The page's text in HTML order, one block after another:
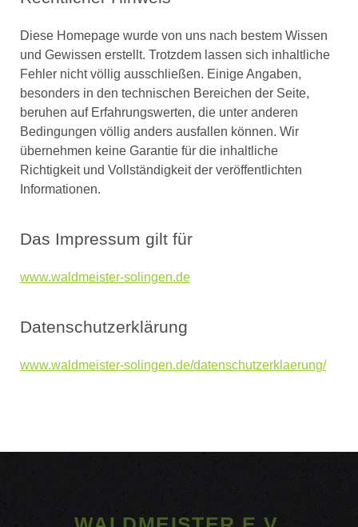
Diese Homepage wurde von uns nach bestem Wissen
und Gewissen erstellt. Trotzdem lassen sich inhaltliche
Fehler nicht völlig ausschließen. Einige Angaben,
besonders in den technischen Bereichen der Seite,
beruhen auf Erfahrungswerten, die unter anderen
Bedingungen völlig anders ausfallen können. Wir
übernehmen keine Garantie für die inhaltliche
Richtigkeit und Vollständigkeit der veröffentlichten
Informationen.
Das Impressum gilt für
www.waldmeister-solingen.de
Datenschutzerklärung
www.waldmeister-solingen.de/datenschutzerklaerung/